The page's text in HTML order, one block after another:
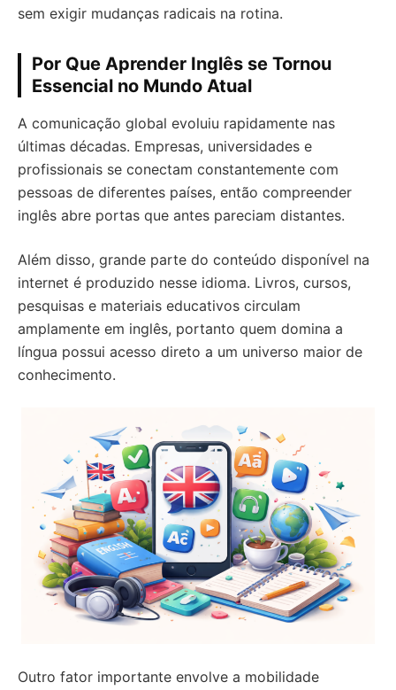
sem exigir mudanças radicais na rotina.
Por Que Aprender Inglês se Tornou
Essencial no Mundo Atual
A comunicação global evoluiu rapidamente nas
últimas décadas. Empresas, universidades e
profissionais se conectam constantemente com
pessoas de diferentes países, então compreender
inglês abre portas que antes pareciam distantes.
Além disso, grande parte do conteúdo disponível na
internet é produzido nesse idioma. Livros, cursos,
pesquisas e materiais educativos circulam
amplamente em inglês, portanto quem domina a
língua possui acesso direto a um universo maior de
conhecimento.
Outro fator importante envolve a mobilidade